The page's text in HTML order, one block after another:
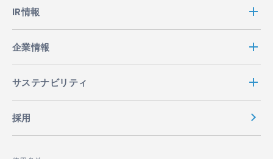
IR情報
企業情報
サステナビリティ
採用